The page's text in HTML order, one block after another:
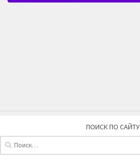
ПОИСК ПО САЙТУ